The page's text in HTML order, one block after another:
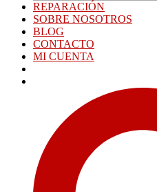
REPARACIÓN
SOBRE NOSOTROS
BLOG
CONTACTO
MI CUENTA